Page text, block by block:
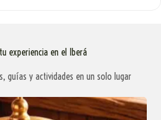
experiencia en el Iberá
guías y actividades en un solo lugar